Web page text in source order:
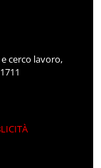
cerco lavoro,